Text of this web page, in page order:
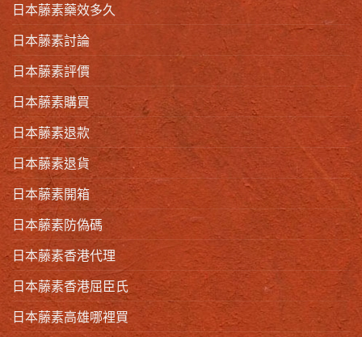
日本藤素藥效多久
日本藤素討論
日本藤素評價
日本藤素購買
日本藤素退款
日本藤素退貨
日本藤素開箱
日本藤素防偽碼
日本藤素香港代理
日本藤素香港屈臣氏
日本藤素高雄哪裡買